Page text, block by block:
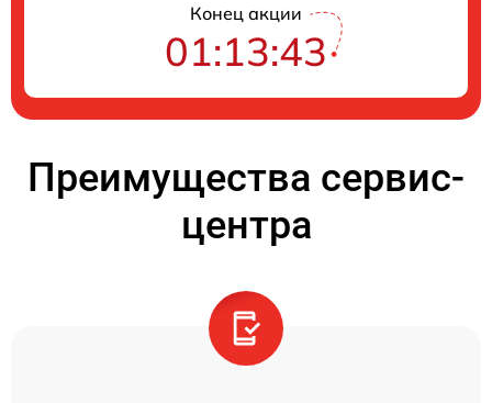
Конец акции
01:13:42
Преимущества сервис-
центра